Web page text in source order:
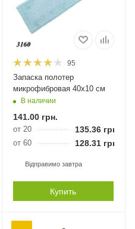
95
Запаска полотер
микрофибровая 40х10 см
В наличии
141.00грн.
от 20 135.36грн.
от 60 128.31грн.
Відправимо завтра
Купить